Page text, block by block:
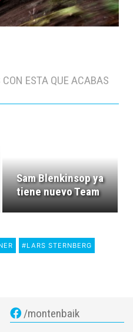
ESTA QUE ACABAS
Sam Blenkinsop ya
tiene nuevo Team
#LARS STERNBERG
/montenbaik